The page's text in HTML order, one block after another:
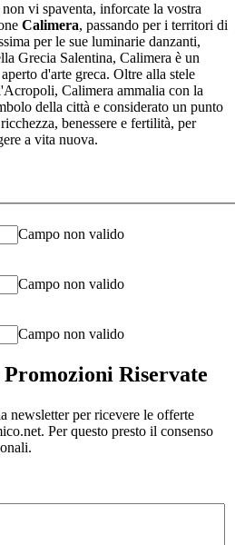
vi spaventa, inforcate la vostra
Calimera, passando per i territori di
per le sue luminarie danzanti,
Grecia Salentina, Calimera è un
d'arte greca. Oltre alla stele
Calimera ammalia con la
della città e considerato un punto
benessere e fertilità, per
a vita nuova.
Campo non valido
Campo non valido
Campo non valido
Riservate
newsletter per ricevere le offerte
Per questo presto il consenso